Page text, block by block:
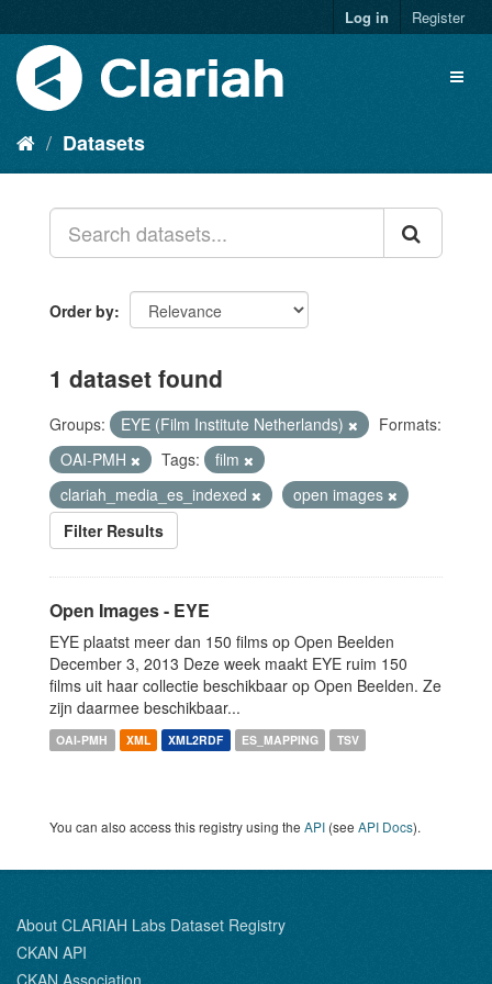
Log in Register
Datasets
Order by
1 dataset found
Groups: EYE (Film Institute Netherlands)
Formats:
OAI-PMH
Tags:
film
clariah_media_es_indexed
open images
Filter Results
Open Images - EYE
EYE plaatst meer dan 150 films op Open Beelden
December 3, 2013 Deze week maakt EYE ruim 150
films uit haar collectie beschikbaar op Open Beelden. Ze
zijn daarmee beschikbaar...
OAI-PMH XML XML2RDF ES_MAPPING TSV
You can also access this registry using the API (see API Docs).
About CLARIAH Labs Dataset Registry
CKAN API
CKAN Association